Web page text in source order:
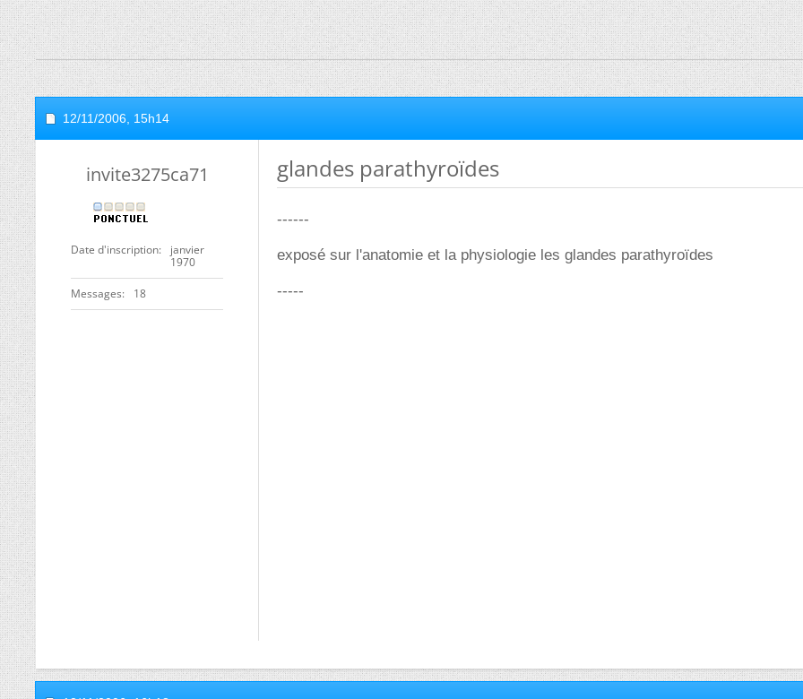
12/11/2006, 15h14
invite3275ca71
Date d'inscription
janvier
1970
Messages 18
glandes parathyroïdes
------
exposé sur l'anatomie et la physiologie les glandes parathyroïdes
-----